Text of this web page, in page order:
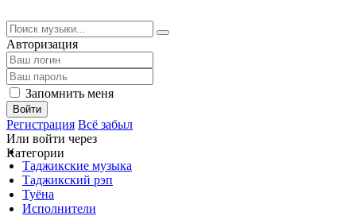
Авторизация
Запомнить меня
Войти
Регистрация Всё забыл
Или войти через
Категории
Таджикские музыка
Таджикский рэп
Туёна
Исполнители